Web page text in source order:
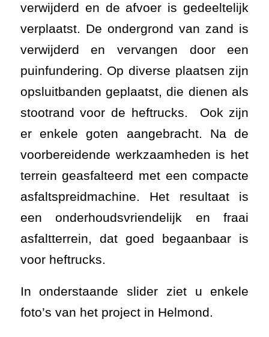
verwijderd en de afvoer is gedeeltelijk
verplaatst. De ondergrond van zand is
verwijderd en vervangen door een
puinfundering. Op diverse plaatsen zijn
opsluitbanden geplaatst, die dienen als
stootrand voor de heftrucks. Ook zijn
er enkele goten aangebracht. Na de
voorbereidende werkzaamheden is het
terrein geasfalteerd met een compacte
asfaltspreidmachine. Het resultaat is
een onderhoudsvriendelijk en fraai
asfaltterrein, dat goed begaanbaar is
voor heftrucks.
In onderstaande slider ziet u enkele
foto’s van het project in Helmond.